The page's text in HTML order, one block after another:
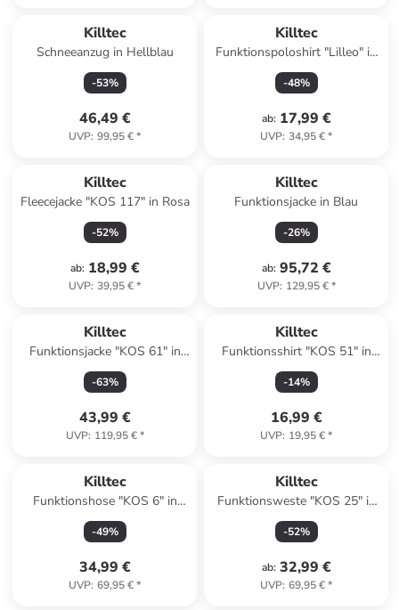
Killtec
Schneeanzug in Hellblau
-53%
46,49 €
UVP: 99,95 €*
Killtec
Funktionspoloshirt "Lilleo" in
Grün
-48%
ab: 17,99 €
UVP: 34,95 €*
Killtec
Fleecejacke "KOS 117" in Rosa
-52%
ab: 18,99 €
UVP: 39,95 €*
Killtec
Funktionsjacke in Blau
-26%
ab: 95,72 €
UVP: 129,95 €*
Killtec
Funktionsjacke "KOS 61" in
Türkis
-63%
43,99 €
UVP: 119,95 €*
Killtec
Funktionsshirt "KOS 51" in
Blau
-14%
16,99 €
UVP: 19,95 €*
Killtec
Funktionshose "KOS 6" in
Schwarz
-49%
34,99 €
UVP: 69,95 €*
Killtec
Funktionsweste "KOS 25" in
Pink
-52%
ab: 32,99 €
UVP: 69,95 €*